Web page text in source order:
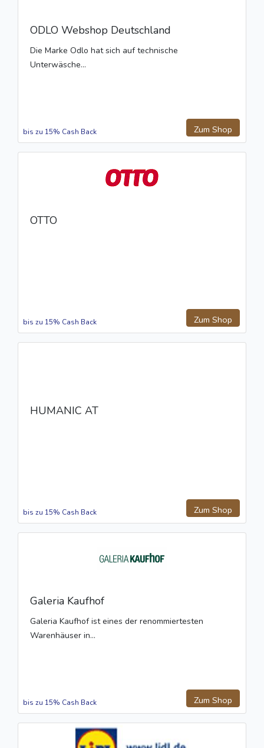
ODLO Webshop Deutschland
Die Marke Odlo hat sich auf technische
Unterwäsche...
Zum Shop
bis zu 15% Cash Back
OTTO
Zum Shop
bis zu 15% Cash Back
HUMANIC AT
Zum Shop
bis zu 15% Cash Back
Galeria Kaufhof
Galeria Kaufhof ist eines der renommiertesten
Warenhäuser in...
Zum Shop
bis zu 15% Cash Back